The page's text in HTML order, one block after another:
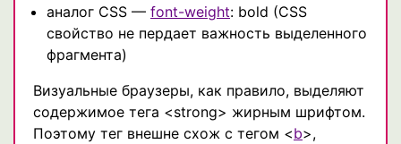
аналог CSS — font-weight: bold (CSS
свойство не пердает важность выделенного
фрагмента)
Визуальные браузеры, как правило, выделяют
содержимое тега <strong> жирным шрифтом.
Поэтому тег внешне схож с тегом <b>,